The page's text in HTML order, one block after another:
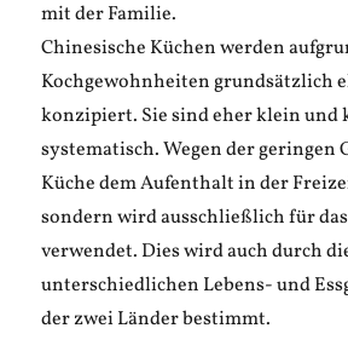
mit der Familie.
Chinesische Küchen werden
Kochgewohnheiten grundsätzlich
konzipiert. Sie sind eher klein und
systematisch. Wegen der geringen
Küche dem Aufenthalt in der
sondern wird ausschließlich für
verwendet. Dies wird auch durch
unterschiedlichen Lebens- und
der zwei Länder bestimmt.